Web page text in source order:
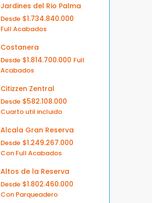
Jardines del Rio Palma
Desde $1.734.840.000
Full Acabados
Costanera
Desde $1.814.700.000 Full
Acabados
Citizzen Zentral
Desde $582.108.000
Cuarto util incluido
Alcala Gran Reserva
Desde $1.249.267.000
Con Full Acabados
Altos de la Reserva
Desde $1.802.460.000
Con Parqueadero